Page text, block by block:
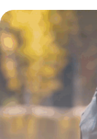
Parking de
Complet
4 juillet 2025